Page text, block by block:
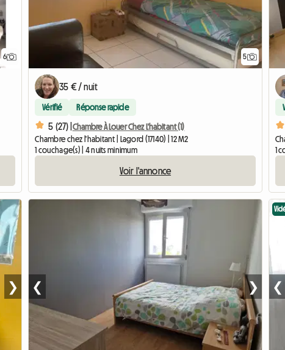
6 5
35 € / nuit
Vérifié Réponse rapide
5 (27) | Chambre À Louer Chez L'habitant (1)
Chambre chez l'habitant | Lagord (17140) | 12 M2
1 couchage(s) | 4 nuits minimum
Voir l'annonce
1
❯ ❮ ❯ ❮